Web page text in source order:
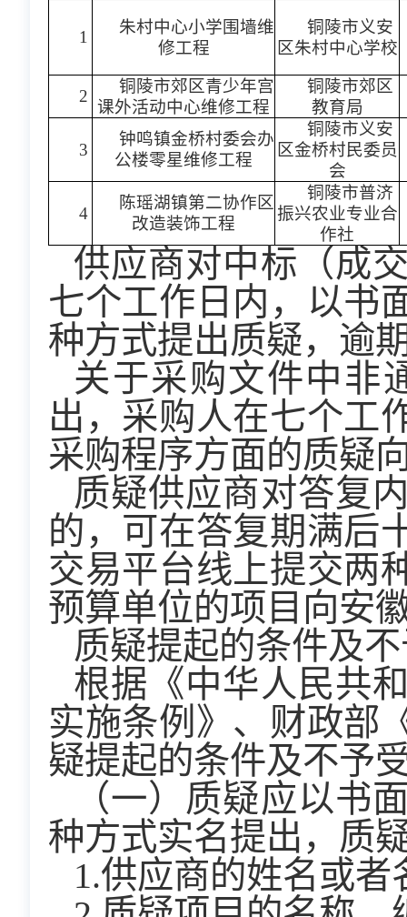
1
朱村中心小学围墙维
修工程
铜陵市义安
区朱村中心学校
2
铜陵市郊区青少年宫
课外活动中心维修工程
铜陵市郊区
教育局
3
钟鸣镇金桥村委会办
公楼零星维修工程
铜陵市义安
区金桥村民委员
会
4
陈瑶湖镇第二协作区
改造装饰工程
铜陵市普济
振兴农业专业合
作社
供应商对中标（成
七个工作日内，以书
种方式提出质疑，逾
关于采购文件中非
出，采购人在七个工
采购程序方面的质疑
质疑供应商对答复
的，可在答复期满后
交易平台线上提交两
预算单位的项目向安
质疑提起的条件及
根据《中华人民共
实施条例》、财政部
疑提起的条件及不予
（一）质疑应以书
种方式实名提出，质
1.供应商的姓名或